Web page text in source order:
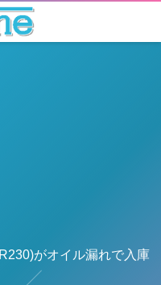
がオイル漏れで入庫